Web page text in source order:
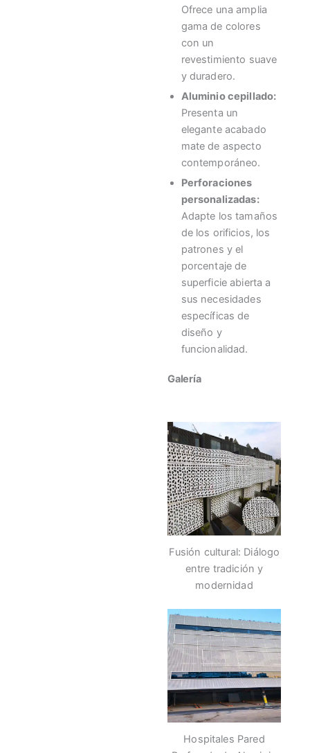
Ofrece una amplia
gama de colores
con un
revestimiento suave
y duradero.
Aluminio cepillado:
Presenta un
elegante acabado
mate de aspecto
contemporáneo.
Perforaciones
personalizadas:
Adapte los tamaños
de los orificios, los
patrones y el
porcentaje de
superficie abierta a
sus necesidades
específicas de
diseño y
funcionalidad.
Galería
Fusión cultural: Diálogo
entre tradición y
modernidad
Hospitales Pared